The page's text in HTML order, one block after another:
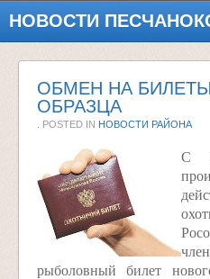
НОВОСТИ
ОБМЕН НА
ОБРАЗЦА
. POSTED IN НОВОСТИ РАЙОНА
С 1
рыболовный билет